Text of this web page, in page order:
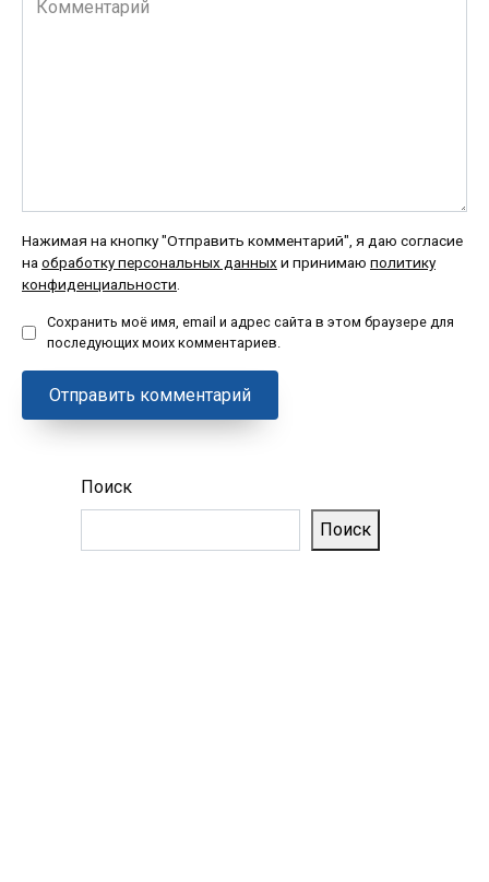
Нажимая на кнопку "Отправить комментарий", я даю согласие
наобработку персональных данныхи принимаю политику
конфиденциальности.
Сохранить моё имя, email и адрес сайта в этом браузере для
последующих моих комментариев.
Поиск
Поиск